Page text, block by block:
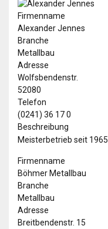
Firmenname
Alexander Jennes
Branche
Metallbau
Adresse
Wolfsbendenstr.
52080
Telefon
(0241) 36 17 0
Beschreibung
Meisterbetrieb seit 1965
Firmenname
Böhmer Metallbau
Branche
Metallbau
Adresse
Breitbendenstr. 15